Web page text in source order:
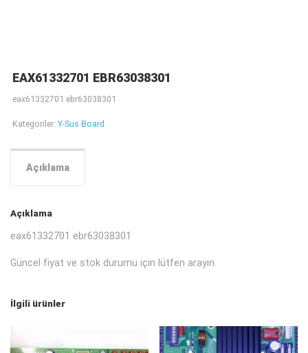
EAX61332701 EBR63038301
eax61332701 ebr63038301
Kategoriler: Y-Sus Board
Açıklama
Açıklama
eax61332701 ebr63038301
Güncel fiyat ve stok durumu için lütfen arayın.
İlgili ürünler